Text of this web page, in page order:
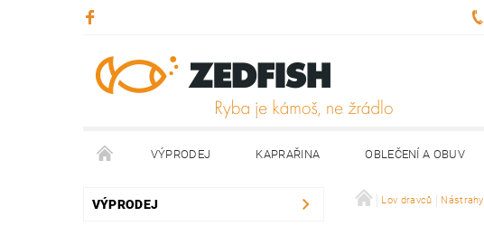
VÝPRODEJ KAPRAŘINA OBLEČENÍ A OBUV
KONTAKTY
VÝPRODEJ Lov dravců Nástrahy